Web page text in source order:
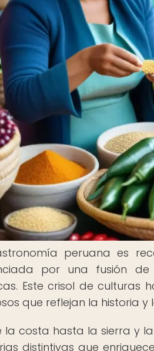
peruana es
por una fusión de
Este crisol de
que reflejan la historia
la costa hasta la sierra y
distintivas que